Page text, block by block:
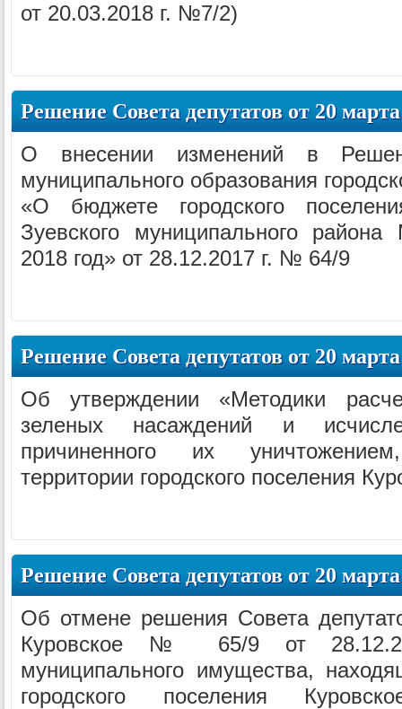
от 20.03.2018 г. №7/2)
Решение Совета депутатов от 20
О внесении изменений в
муниципального образования
«О бюджете городского
Зуевского муниципального
2018 год» от 28.12.2017 г. № 64/9
Решение Совета депутатов от 20
Об утверждении «Методики
зеленых насаждений и
причиненного их
территории городского поселения
Решение Совета депутатов от 20
Об отмене решения Совета
Куровское № 65/9 от
муниципального имущества,
городского поселения